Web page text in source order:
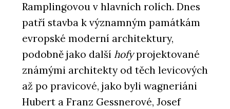
Ramplingovou v hlavních rolích. Dnes
patří stavba k významným památkám
evropské moderní architektury,
podobně jako další hofyprojektované
známými architekty od těch levicových
až po pravicové, jako byli wagneriáni
Hubert a Franz Gessnerové, Josef